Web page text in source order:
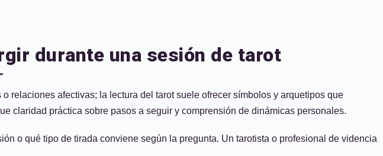
durante una sesión de tarot
relaciones afectivas; la lectura del tarot suele ofrecer símbolos y arquetipos que
claridad práctica sobre pasos a seguir y comprensión de dinámicas personales.
o qué tipo de tirada conviene según la pregunta. Un tarotista o profesional de videncia